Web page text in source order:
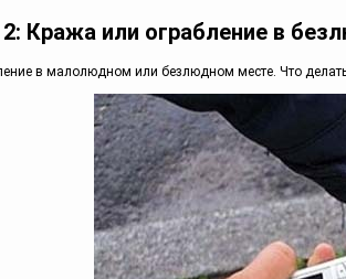
Кража или ограбление в
в малолюдном или безлюдном месте. Что